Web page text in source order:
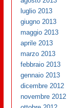
luglio 2013
giugno 2013
maggio 2013
aprile 2013
marzo 2013
febbraio 2013
gennaio 2013
dicembre 2012
novembre 2012